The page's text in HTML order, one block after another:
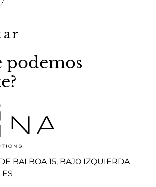
podemos
BALBOA 15, BAJO IZQUIERDA